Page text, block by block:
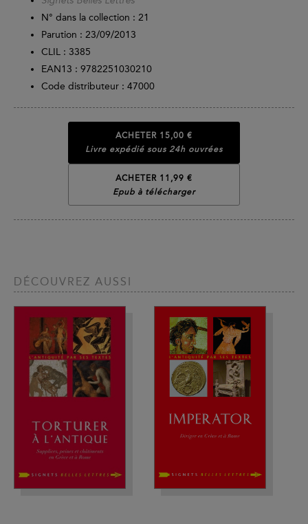
N° dans la collection : 21
Parution : 23/09/2013
CLIL : 3385
EAN13 : 9782251030210
Code distributeur : 47000
ACHETER 15,00 €
Livre expédié sous 24h ouvrées
ACHETER 11,99 €
Epub à télécharger
DÉCOUVREZ AUSSI